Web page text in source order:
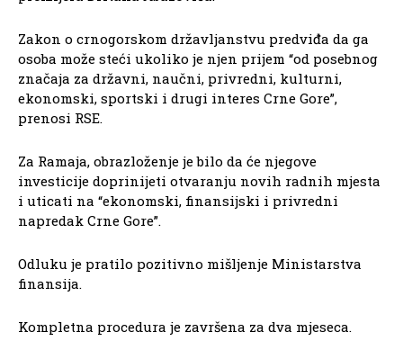
Zakon o crnogorskom državljanstvu predviđa da ga
osoba može steći ukoliko je njen prijem “od posebnog
značaja za državni, naučni, privredni, kulturni,
ekonomski, sportski i drugi interes Crne Gore”,
prenosi RSE.
Za Ramaja, obrazloženje je bilo da će njegove
investicije doprinijeti otvaranju novih radnih mjesta
i uticati na “ekonomski, finansijski i privredni
napredak Crne Gore”.
Odluku je pratilo pozitivno mišljenje Ministarstva
finansija.
Kompletna procedura je završena za dva mjeseca.